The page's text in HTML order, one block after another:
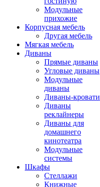
Модульные
прихожие
Корпусная мебель
Другая мебель
Мягкая мебель
Диваны
Прямые диваны
Угловые диваны
Модульные
диваны
Диваны-кровати
Диваны
реклайнеры
Диваны для
домашнего
кинотеатра
Модульные
системы
Шкафы
Стеллажи
Книжные